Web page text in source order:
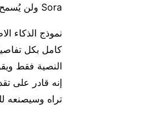
Sora ولن يُسمح له”على الأرجح” بإنشاء مقاطع فيديو لشخصيات عامة.
كامل بكل
النصية فقط
إنه قادر على
تراه وسيصنعه